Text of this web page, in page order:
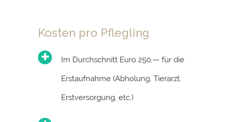
Kosten pro Pflegling
Im Durchschnitt Euro 250,— für die
Erstaufnahme (Abholung, Tierarzt,
Erstversorgung, etc.)